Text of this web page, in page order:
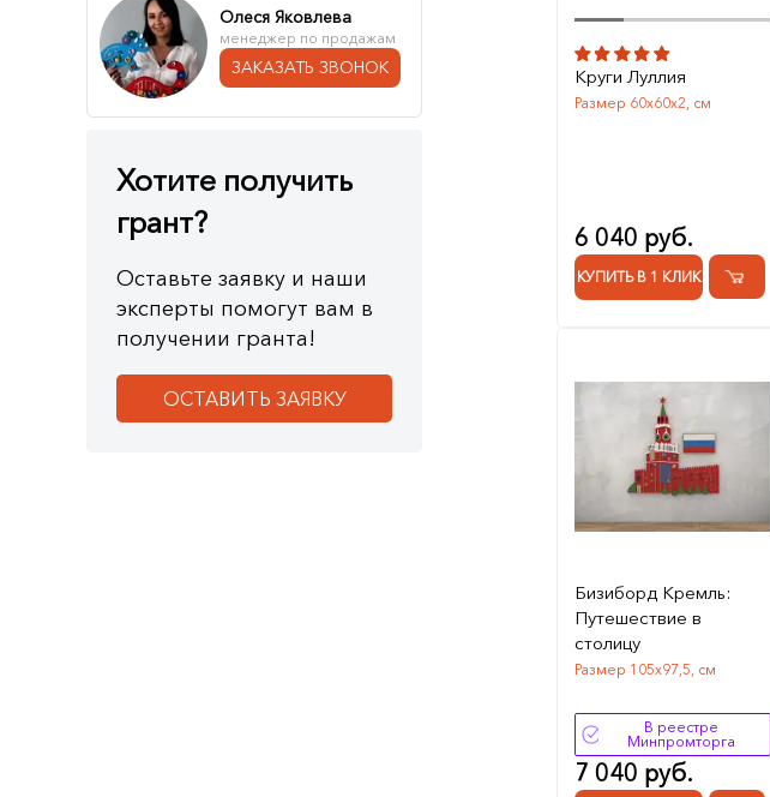
Олеся Яковлева
менеджер по продажам
ЗАКАЗАТЬ ЗВОНОК
Хотите получить
грант?
Оставьте заявку и наши
эксперты помогут вам в
получении гранта!
ОСТАВИТЬ ЗАЯВКУ
Круги Луллия
Размер 60х60х2, см
6 040 руб.
КУПИТЬ В 1 КЛИК
Бизиборд Кремль:
Путешествие в
столицу
Размер 105х97,5, см
В реестре
Минпромторга
7 040 руб.